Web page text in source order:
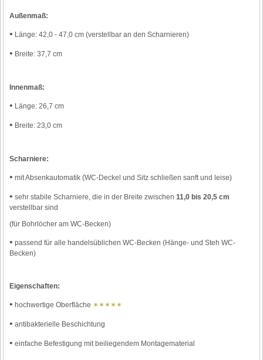
Außenmaß:
• Länge: 42,0 - 47,0 cm (verstellbar an den Scharnieren)
• Breite: 37,7 cm
Innenmaß:
• Länge: 26,7 cm
• Breite: 23,0 cm
Scharniere:
• mit Absenkautomatik (WC-Deckel und Sitz schließen sanft und leise)
• sehr stabile Scharniere, die in der Breite zwischen11,0 bis 20,5 cm
verstellbar sind
(für Bohrlöcher am WC-Becken)
• passend für alle handelsüblichen WC-Becken (Hänge- und Steh WC-
Becken)
Eigenschaften:
• hochwertige Oberfläche ✶✶✶✶✶
• antibakterielle Beschichtung
• einfache Befestigung mit beiliegendem Montagematerial